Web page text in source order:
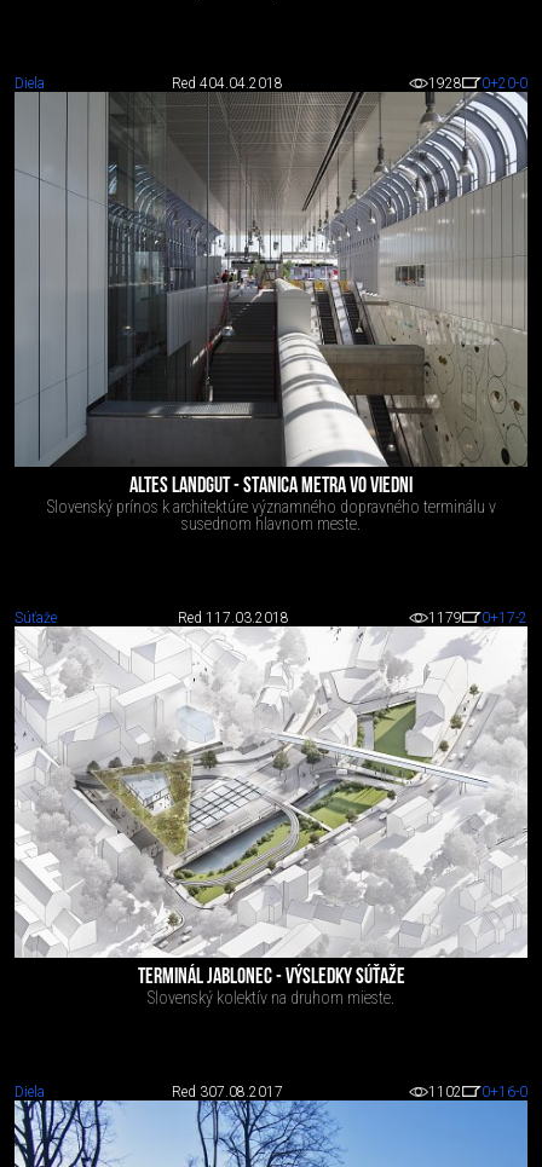
Diela Red 404.04.2018 1928 0+20-0
ALTES LANDGUT - STANICA METRA VO VIEDNI
Slovenský prínos k architektúre významného dopravného terminálu v
susednom hlavnom meste.
Súťaže Red 1 17.03.2018 1179 0+17-2
TERMINÁL JABLONEC - VÝSLEDKY SÚŤAŽE
Slovenský kolektív na druhom mieste.
Diela Red 307.08.2017 1102 0+16-0